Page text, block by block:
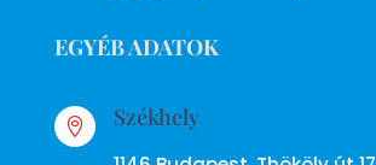
EGYÉB ADATOK
 Székhely